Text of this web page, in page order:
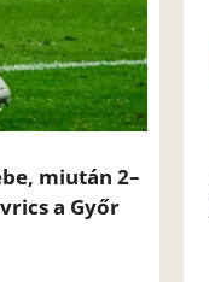
miután 2–
a Győr